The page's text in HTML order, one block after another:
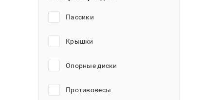
Пассики
Крышки
Опорные диски
Противовесы